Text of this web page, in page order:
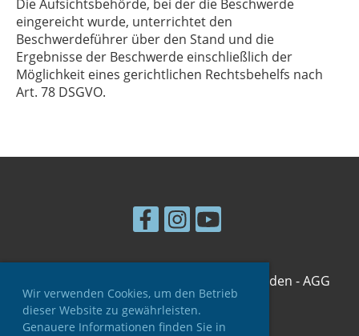
Wir verwenden Cookies, um den Betrieb
dieser Website zu gewährleisten.
Genauere Informationen finden Sie in
Die Aufsichtsbehörde, bei der die Beschwerde
eingereicht wurde, unterrichtet den
Beschwerdeführer über den Stand und die
Ergebnisse der Beschwerde einschließlich der
Möglichkeit eines gerichtlichen Rechtsbehelfs nach
Art. 78 DSGVO.
© Astronomische Gesellschaft Graubünden - AGG
Erstellt mit ClubDesk Vereinssoftware